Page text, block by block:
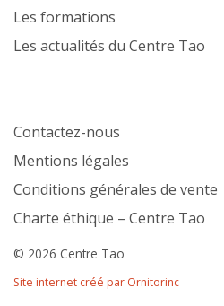
Les formations
Les actualités du Centre Tao
Contactez-nous
Mentions légales
Conditions générales de vente
Charte éthique – Centre Tao
© 2026 Centre Tao
Site internet créé par Ornitorinc